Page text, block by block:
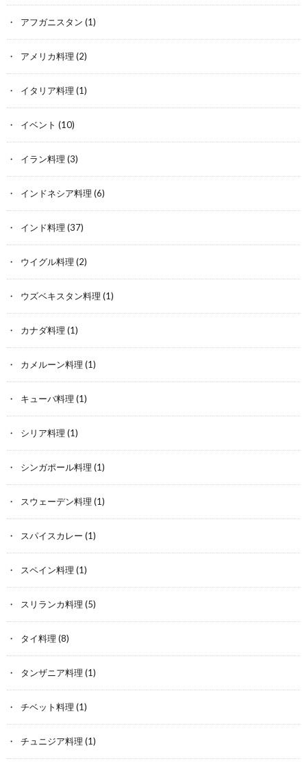
アフガニスタン (1)
アメリカ料理 (2)
イタリア料理 (1)
イベント (10)
イラン料理 (3)
インドネシア料理 (6)
インド料理 (37)
ウイグル料理 (2)
ウズベキスタン料理 (1)
カナダ料理 (1)
カメルーン料理 (1)
キューバ料理 (1)
シリア料理 (1)
シンガポール料理 (1)
スウェーデン料理 (1)
スパイスカレー (1)
スペイン料理 (1)
スリランカ料理 (5)
タイ料理 (8)
タンザニア料理 (1)
チベット料理 (1)
チュニジア料理 (1)